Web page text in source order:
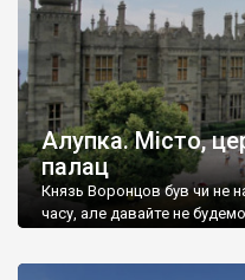
Алупка. Місто,
палац
Князь Воронцов був чи не
часу, але давайте не